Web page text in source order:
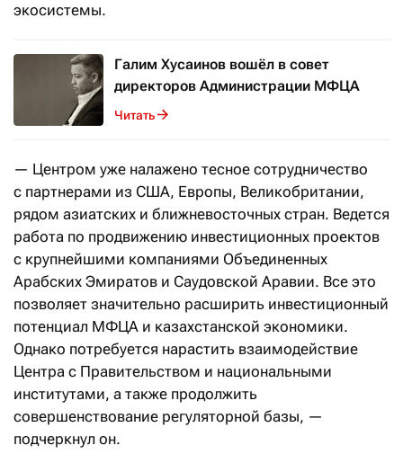
экосистемы.
Галим Хусаинов вошёл в совет
директоров Администрации МФЦА
Читать
— Центром уже налажено тесное сотрудничество
с партнерами из США, Европы, Великобритании,
рядом азиатских и ближневосточных стран. Ведется
работа по продвижению инвестиционных проектов
с крупнейшими компаниями Объединенных
Арабских Эмиратов и Саудовской Аравии. Все это
позволяет значительно расширить инвестиционный
потенциал МФЦА и казахстанской экономики.
Однако потребуется нарастить взаимодействие
Центра с Правительством и национальными
институтами, а также продолжить
совершенствование регуляторной базы, —
подчеркнул он.